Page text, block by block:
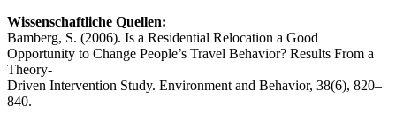
Wissenschaftliche Quellen:
Bamberg, S. (2006). Is a Residential Relocation a Good
Opportunity to Change People’s Travel Behavior? Results From a
Theory-
Driven Intervention Study. Environment and Behavior, 38(6), 820–
840.